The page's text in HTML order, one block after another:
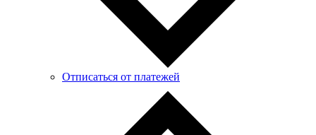
Отписаться от платежей